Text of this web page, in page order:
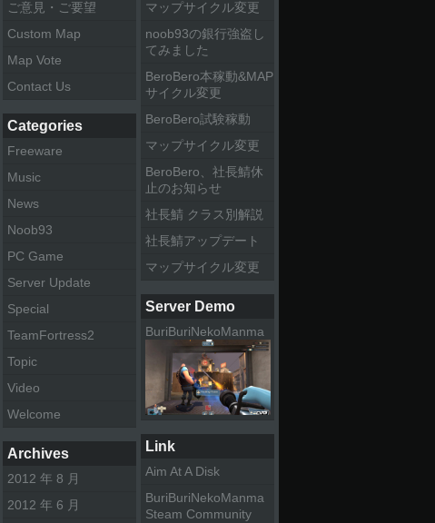
マップサイクル変更
noob93の銀行強盗し
てみました
BeroBero本稼動&MAP
サイクル変更
BeroBero試験稼動
マップサイクル変更
BeroBero、社長鯖休
止のお知らせ
社長鯖 クラス別解説
社長鯖アップデート
マップサイクル変更
Server Demo
BuriBuriNekoManma
Link
Aim At A Disk
BuriBuriNekoManma
Steam Community
ご意見・ご要望
Custom Map
Map Vote
Contact Us
Categories
Freeware
Music
News
Noob93
PC Game
Server Update
Special
TeamFortress2
Topic
Video
Welcome
Archives
2012 年 8 月
2012 年 6 月